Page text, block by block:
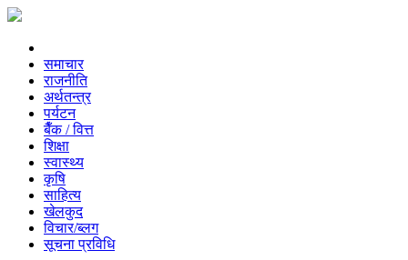
समाचार
राजनीति
अर्थतन्त्र
पर्यटन
बैँक / वित्त
शिक्षा
स्वास्थ्य
कृषि
साहित्य
खेलकुद
विचार/ब्लग
सूचना प्रविधि